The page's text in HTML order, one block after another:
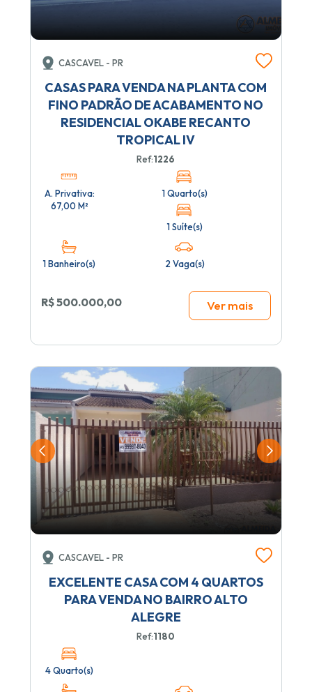
CASCAVEL - PR
CASAS PARA VENDA NA PLANTA COM
FINO PADRÃO DE ACABAMENTO NO
RESIDENCIAL OKABE RECANTO
TROPICAL IV
Ref:1226
A. Privativa:
67,00 M²
1 Quarto(s)
1 Suíte(s)
1 Banheiro(s) 2 Vaga(s)
R$ 500.000,00 Ver mais
CASCAVEL - PR
EXCELENTE CASA COM 4 QUARTOS
PARA VENDA NO BAIRRO ALTO
ALEGRE
Ref:1180
4 Quarto(s)